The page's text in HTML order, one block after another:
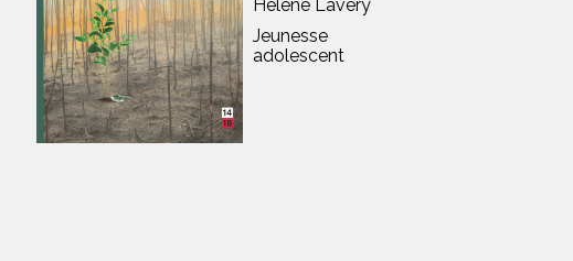
Hélène Lavery
Jeunesse
adolescent